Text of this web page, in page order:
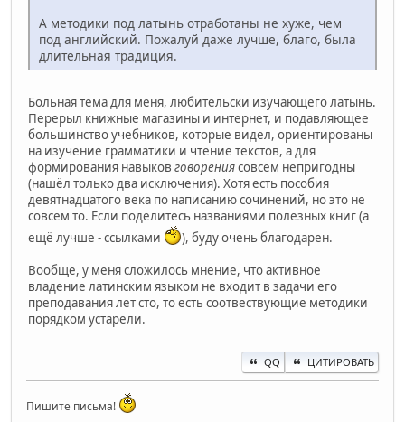
А методики под латынь отработаны не хуже, чем
под английский. Пожалуй даже лучше, благо, была
длительная традиция.
Больная тема для меня, любительски изучающего латынь.
Перерыл книжные магазины и интернет, и подавляющее
большинство учебников, которые видел, ориентированы
на изучение грамматики и чтение текстов, а для
формирования навыков говорениясовсем непригодны
(нашёл только два исключения). Хотя есть пособия
девятнадцатого века по написанию сочинений, но это не
совсем то. Если поделитесь названиями полезных книг (а
ещё лучше - ссылками
), буду очень благодарен.
Вообще, у меня сложилось мнение, что активное
владение латинским языком не входит в задачи его
преподавания лет сто, то есть соотвествующие методики
порядком устарели.
QQ ЦИТИРОВАТЬ
Пишите письма!